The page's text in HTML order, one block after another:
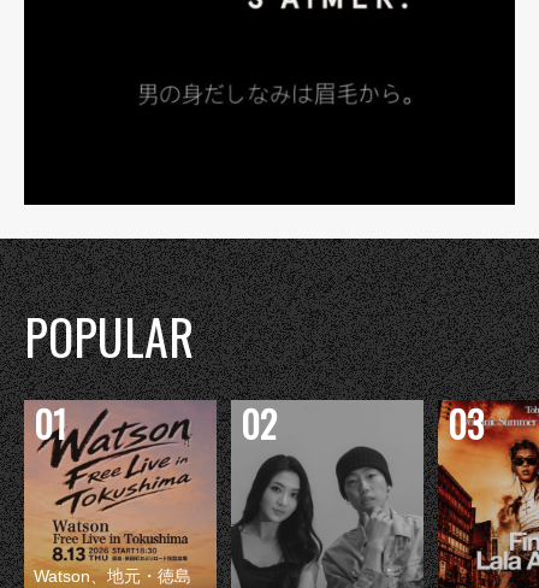
POPULAR
Watson、地元・徳島